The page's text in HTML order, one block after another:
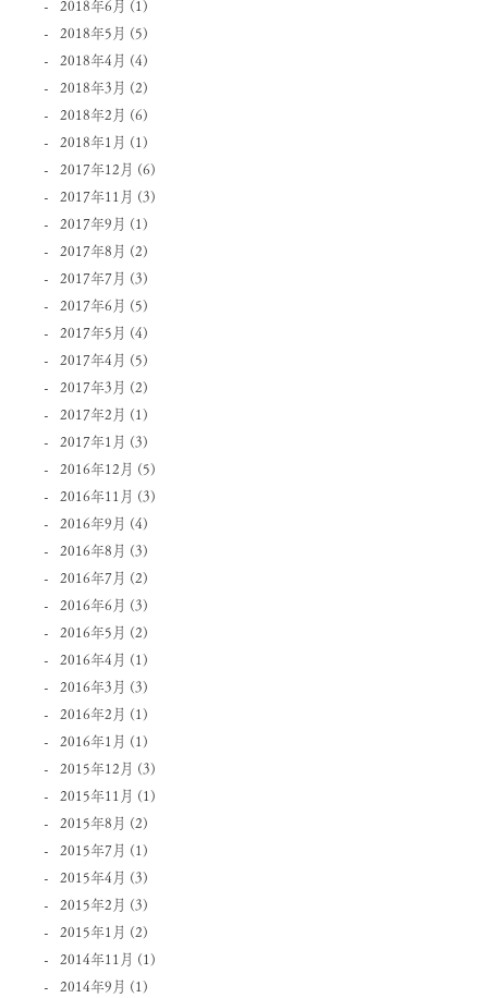
2018年6月 (1)
2018年5月 (5)
2018年4月 (4)
2018年3月 (2)
2018年2月 (6)
2018年1月 (1)
2017年12月 (6)
2017年11月 (3)
2017年9月 (1)
2017年8月 (2)
2017年7月 (3)
2017年6月 (5)
2017年5月 (4)
2017年4月 (5)
2017年3月 (2)
2017年2月 (1)
2017年1月 (3)
2016年12月 (5)
2016年11月 (3)
2016年9月 (4)
2016年8月 (3)
2016年7月 (2)
2016年6月 (3)
2016年5月 (2)
2016年4月 (1)
2016年3月 (3)
2016年2月 (1)
2016年1月 (1)
2015年12月 (3)
2015年11月 (1)
2015年8月 (2)
2015年7月 (1)
2015年4月 (3)
2015年2月 (3)
2015年1月 (2)
2014年11月 (1)
2014年9月 (1)